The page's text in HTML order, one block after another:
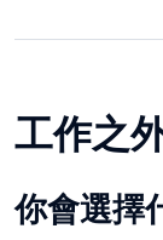
工作之
你會選擇